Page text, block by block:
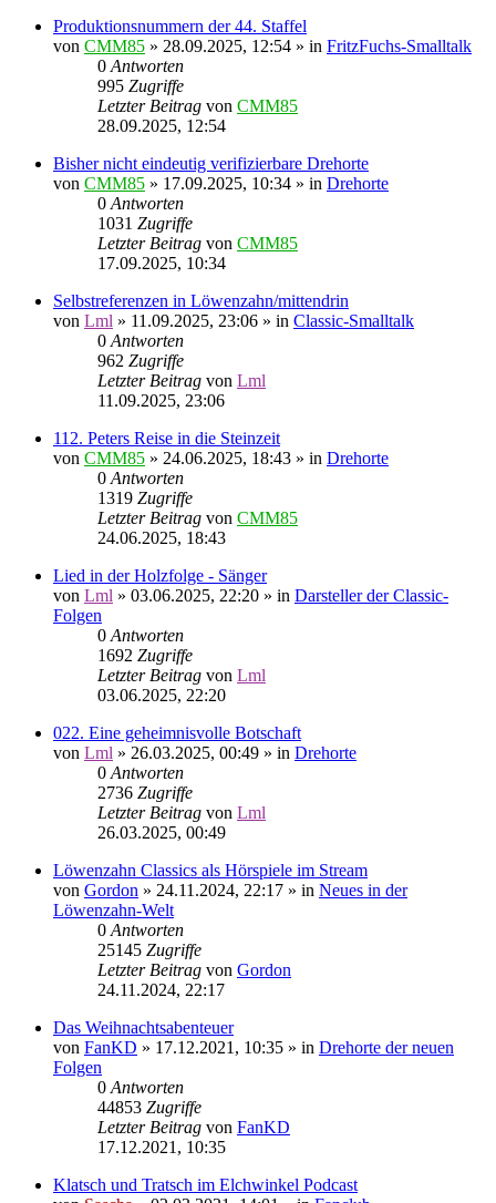
Produktionsnummern der 44. Staffel
von CMM85 » 28.09.2025, 12:54 » in FritzFuchs-Smalltalk
0 Antworten
995 Zugriffe
Letzter Beitrag von CMM85
28.09.2025, 12:54
Bisher nicht eindeutig verifizierbare Drehorte
von CMM85 » 17.09.2025, 10:34 » in Drehorte
0 Antworten
1031 Zugriffe
Letzter Beitrag von CMM85
17.09.2025, 10:34
Selbstreferenzen in Löwenzahn/mittendrin
von Lml » 11.09.2025, 23:06 » in Classic-Smalltalk
0 Antworten
962 Zugriffe
Letzter Beitrag von Lml
11.09.2025, 23:06
112. Peters Reise in die Steinzeit
von CMM85 » 24.06.2025, 18:43 » in Drehorte
0 Antworten
1319 Zugriffe
Letzter Beitrag von CMM85
24.06.2025, 18:43
Lied in der Holzfolge - Sänger
von Lml » 03.06.2025, 22:20 » in Darsteller der Classic-
Folgen
0 Antworten
1692 Zugriffe
Letzter Beitrag von Lml
03.06.2025, 22:20
022. Eine geheimnisvolle Botschaft
von Lml » 26.03.2025, 00:49 » in Drehorte
0 Antworten
2736 Zugriffe
Letzter Beitrag von Lml
26.03.2025, 00:49
Löwenzahn Classics als Hörspiele im Stream
von Gordon » 24.11.2024, 22:17 » in Neues in der
Löwenzahn-Welt
0 Antworten
25145 Zugriffe
Letzter Beitrag von Gordon
24.11.2024, 22:17
Das Weihnachtsabenteuer
von FanKD » 17.12.2021, 10:35 » in Drehorte der neuen
Folgen
0 Antworten
44853 Zugriffe
Letzter Beitrag von FanKD
17.12.2021, 10:35
Klatsch und Tratsch im Elchwinkel Podcast